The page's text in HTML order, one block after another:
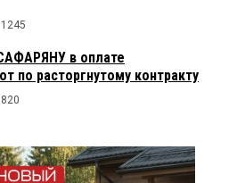
1245
в оплате
по расторгнутому контракту
820